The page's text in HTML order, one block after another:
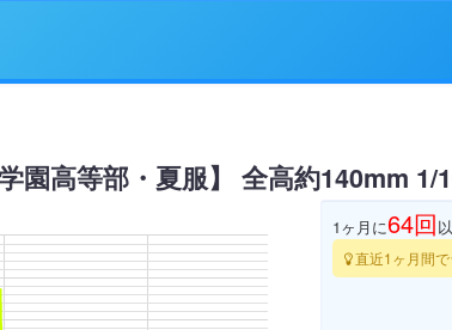
園高等部・夏服】 全高約140mm
1ヶ月に64回
直近1ヶ月間で